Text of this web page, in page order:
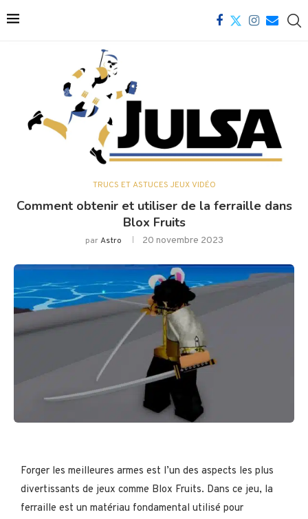
TRUCS ET ASTUCES JEUX VIDÉO
Comment obtenir et utiliser de la ferraille dans
Blox Fruits
parAstro 20 novembre 2023
Forger les meilleures armes est l’un des aspects les plus
divertissants de jeux comme Blox Fruits. Dans ce jeu, la
ferraille est un matériau fondamental utilisé pour